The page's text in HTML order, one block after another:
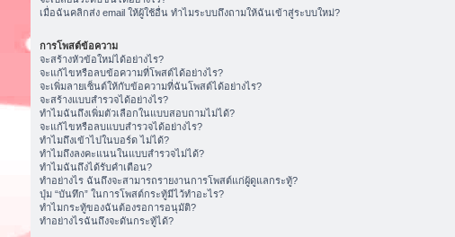
เมื่อฉันคลิกส่ง email ให้ผู้ใช้อื่น ทำไมระบบถึงถามให้ฉันเข้าสู่ระบบใหม่?
การโพสต์ข้อความ
จะสร้างหัวข้อใหม่ได้อย่างไร?
จะแก้ไขหรือลบข้อความที่โพสต์ได้อย่างไร?
จะเพิ่มลายเซ็นต์ให้กับข้อความที่ฉันโพสต์ได้อย่างไร?
จะสร้างแบบสำรวจได้อย่างไร?
ทำไมฉันถึงเพิ่มตัวเลือกในแบบสอบถามไม่ได้?
จะแก้ไขหรือลบแบบสำรวจได้อย่างไร?
ทำไมถึงเข้าไปในบอร์ด ไม่ได้?
ทำไมถึงลงคะแนนในแบบสำรวจไม่ได้?
ทำไมฉันถึงได้รับคำเตือน?
ทำอย่างไร ฉันถึงจะสามารถรายงานการโพสต์แก่ผู้ดูแลกระทู้?
ปุ่ม “บันทึก” ในการโพสต์กระทู้มีไว้ทำอะไร?
ทำไมกระทู้ของฉันต้องรอการอนุมัติ?
ทำอย่างไรฉันถึงจะดันกระทู้ได้?